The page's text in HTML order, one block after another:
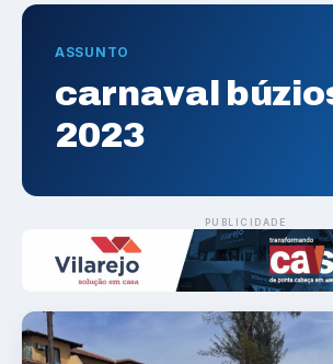
ASSUNTO
carnaval
2023
PUBLICIDADE